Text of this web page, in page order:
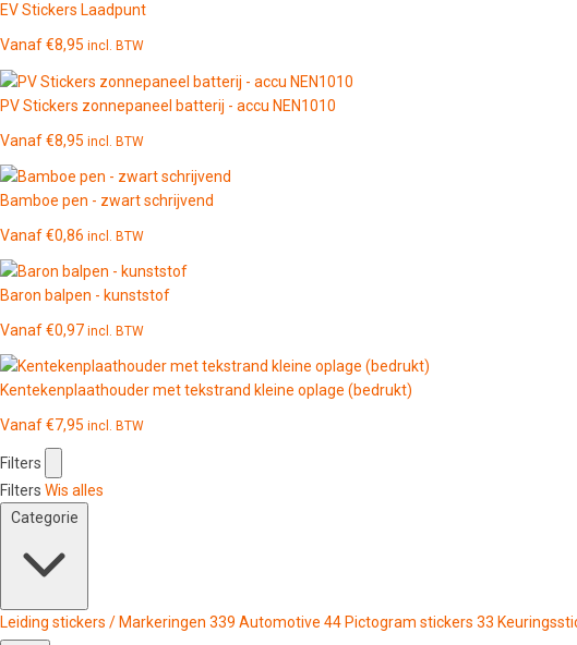
EV Stickers Laadpunt
Vanaf€8,95 incl. BTW
PV Stickers zonnepaneel batterij - accu NEN1010
Vanaf€8,95 incl. BTW
Bamboe pen - zwart schrijvend
Vanaf€0,86 incl. BTW
Baron balpen - kunststof
Vanaf€0,97 incl. BTW
Kentekenplaathouder met tekstrand kleine oplage (bedrukt)
Vanaf€7,95 incl. BTW
Filters
Filters Wis alles
Categorie
Leiding stickers / Markeringen 339 Automotive 44 Pictogram stickers 33